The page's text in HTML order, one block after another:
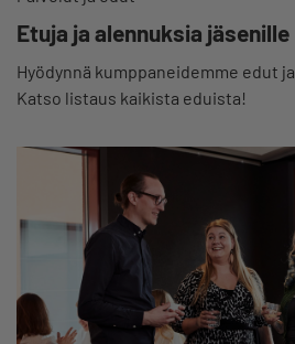
Etuja ja alennuksia jäsenille
Hyödynnä kumppaneidemme edut
Katso listaus kaikista eduista!